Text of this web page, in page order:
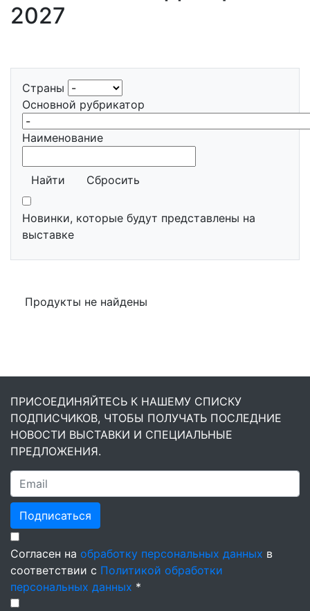
2027
Страны
Основной рубрикатор
Наименование
Найти Сбросить
Новинки, которые будут представлены на
выставке
Продукты не найдены
ПРИСОЕДИНЯЙТЕСЬ К НАШЕМУ СПИСКУ
ПОДПИСЧИКОВ, ЧТОБЫ ПОЛУЧАТЬ ПОСЛЕДНИЕ
НОВОСТИ ВЫСТАВКИ И СПЕЦИАЛЬНЫЕ
ПРЕДЛОЖЕНИЯ.
Подписаться
Согласен на обработку персональных данных в
соответствии с Политикой обработки
персональных данных *